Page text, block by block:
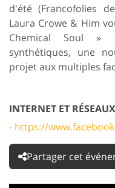
d'été (Francofolies
Laura Crowe & Him
Chemical Soul »
synthétiques, une
projet aux multiples
INTERNET ET
- https://
Partager cet